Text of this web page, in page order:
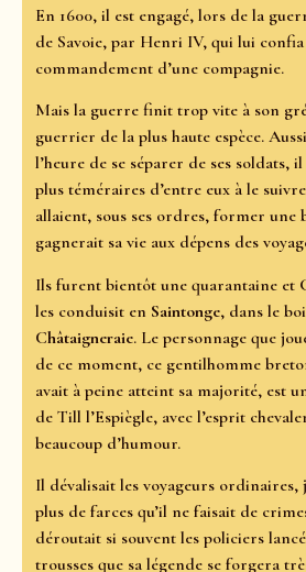
En 1600, il est engagé, lors de la
de Savoie, par Henri IV, qui lui
commandement d’une compagnie.
Mais la guerre finit trop vite à son
guerrier de la plus haute espèce.
l’heure de se séparer de ses soldats,
plus téméraires d’entre eux à le
allaient, sous ses ordres, former une
gagnerait sa vie aux dépens des
Ils furent bientôt une quarantaine et
les conduisit en Saintonge, dans le
Châtaigneraie. Le personnage que
de ce moment, ce gentilhomme
avait à peine atteint sa majorité, est
de Till l’Espiègle, avec l’esprit
beaucoup d’humour.
Il dévalisait les voyageurs ordinaires,
plus de farces qu’il ne faisait de
déroutait si souvent les policiers
trousses que sa légende se forgera